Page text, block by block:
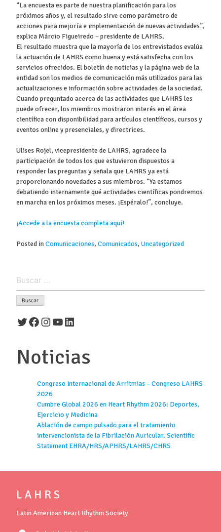
“La encuesta es parte de nuestra planificación para los
próximos años y, el resultado sirve como parámetro de
acciones para mejoría e implementación de nuevas actividades”,
explica Márcio Figueiredo – presidente de LAHRS.
El resultado muestra que la mayoría de los entrevistados evalúa
la actuación de LAHRS como buena y está satisfecha con los
servicios ofrecidos. El boletín de noticias y la página web de la
entidad son los medios de comunicación más utilizados para las
actualizaciones e información sobre actividades de la sociedad.
Cuando preguntado acerca de las actividades que LAHRS les
puede ofrecer, los miembros mostraron interés en el área
científica con disponibilidad para artículos científicos, cursos y
eventos online y presenciales, y directrices.
Ulises Rojel, vicepresidente de LAHRS, agradece la
participación de todos los que estuvieron dispuestos a
responder las preguntas y señala que LAHRS ya está
proporcionando novedades a sus miembros. “Ya estamos
debatiendo internamente qué actividades científicas pondremos
en marcha en los próximos meses. ¡Espéralo!”, concluye.
¡Accede a la encuesta completa aquí!
Posted inComunicaciones, Comunicados, Uncategorized
Twitter
Facebook
Instagram
YouTube
LinkedIn
Noticias
Congreso Internacional de Arritmias – Congreso LAHRS
2026
Cumbre Global 2026 en Heart Rhythm 2026: Deportes,
Ejercicio y Medicina
Ablación de campo pulsado para el tratamiento
intervencionista de la Fibrilación Auricular. Scientific
Statement EHRA/HRS/APHRS/LAHRS/CHRS
L A H R S
Latin American Heart Rhythm Society